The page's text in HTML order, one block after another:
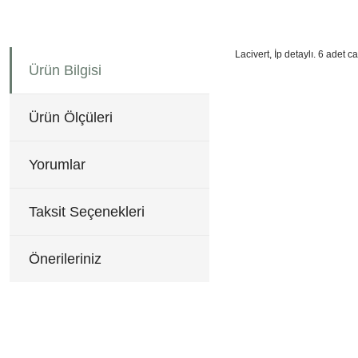
Ürün Bilgisi
Ürün Ölçüleri
Yorumlar
Taksit Seçenekleri
Önerileriniz
Lacivert, İp detaylı. 6 adet